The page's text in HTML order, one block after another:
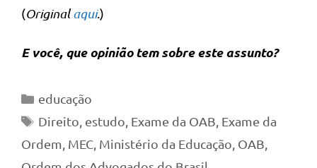
(Originalaqui.)
E você, que opinião tem sobre este assunto?
Categorias
educação
Tags
Direito estudo Exame da OAB Exame da
Ordem MEC Ministério da Educação OAB